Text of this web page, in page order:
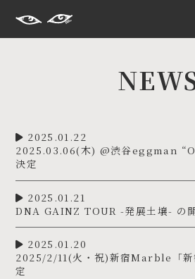
S
p
t
o
t
t
2025.01.22
2025.03.06(木) @渋谷eggman
決定
2025.01.21
DNA GAINZ TOUR -発展土壌- の
2025.01.20
2025/2/11(火・祝)新宿Marble「新
定